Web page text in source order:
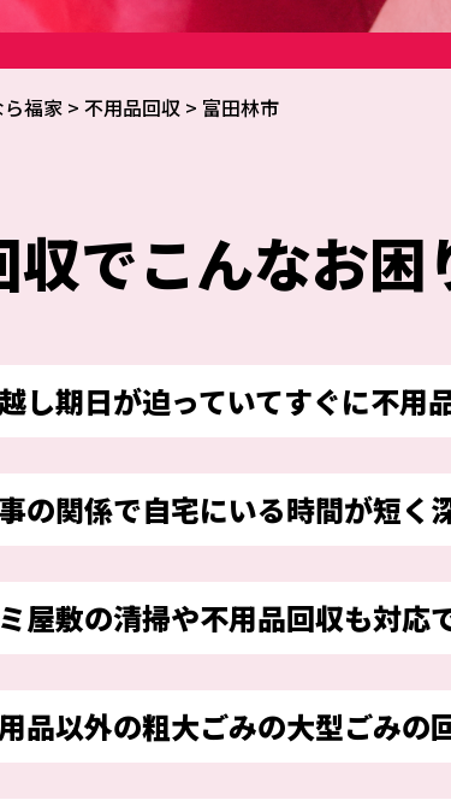
福家 > 不用品回収 > 富田林市
収でこんなお
し期日が迫っていてすぐに不用
の関係で自宅にいる時間が短く
屋敷の清掃や不用品回収も対応
品以外の粗大ごみの大型ごみの